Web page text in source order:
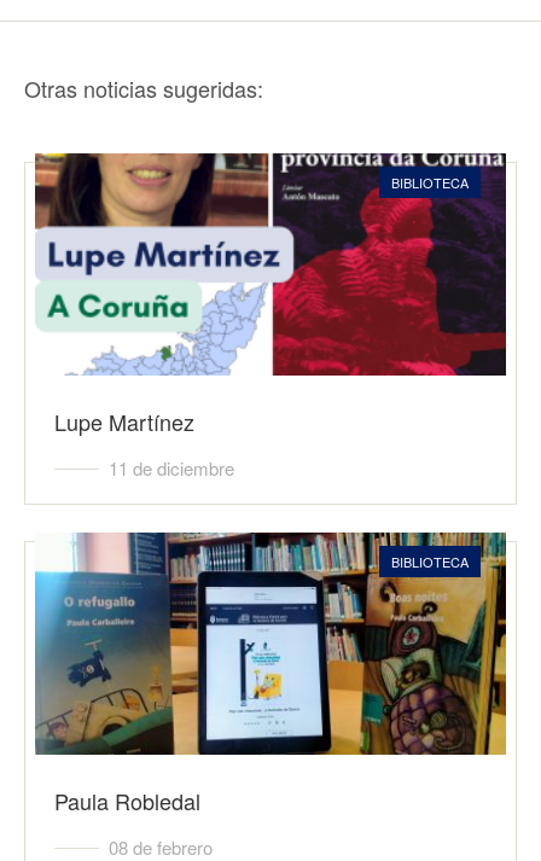
Otras noticias sugeridas:
BIBLIOTECA
Lupe Martínez
11 de diciembre
BIBLIOTECA
Paula Robledal
08 de febrero